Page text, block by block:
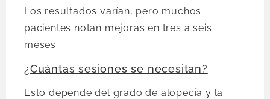
Los resultados varían, pero muchos
pacientes notan mejoras en tres a seis
meses.
¿Cuántas sesiones se necesitan?
Esto depende del grado de alopecia y la